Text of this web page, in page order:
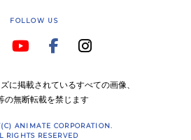
FOLLOW US
に掲載されているすべての画像、
の無断転載を禁じます
ANIMATE CORPORATION.
RIGHTS RESERVED